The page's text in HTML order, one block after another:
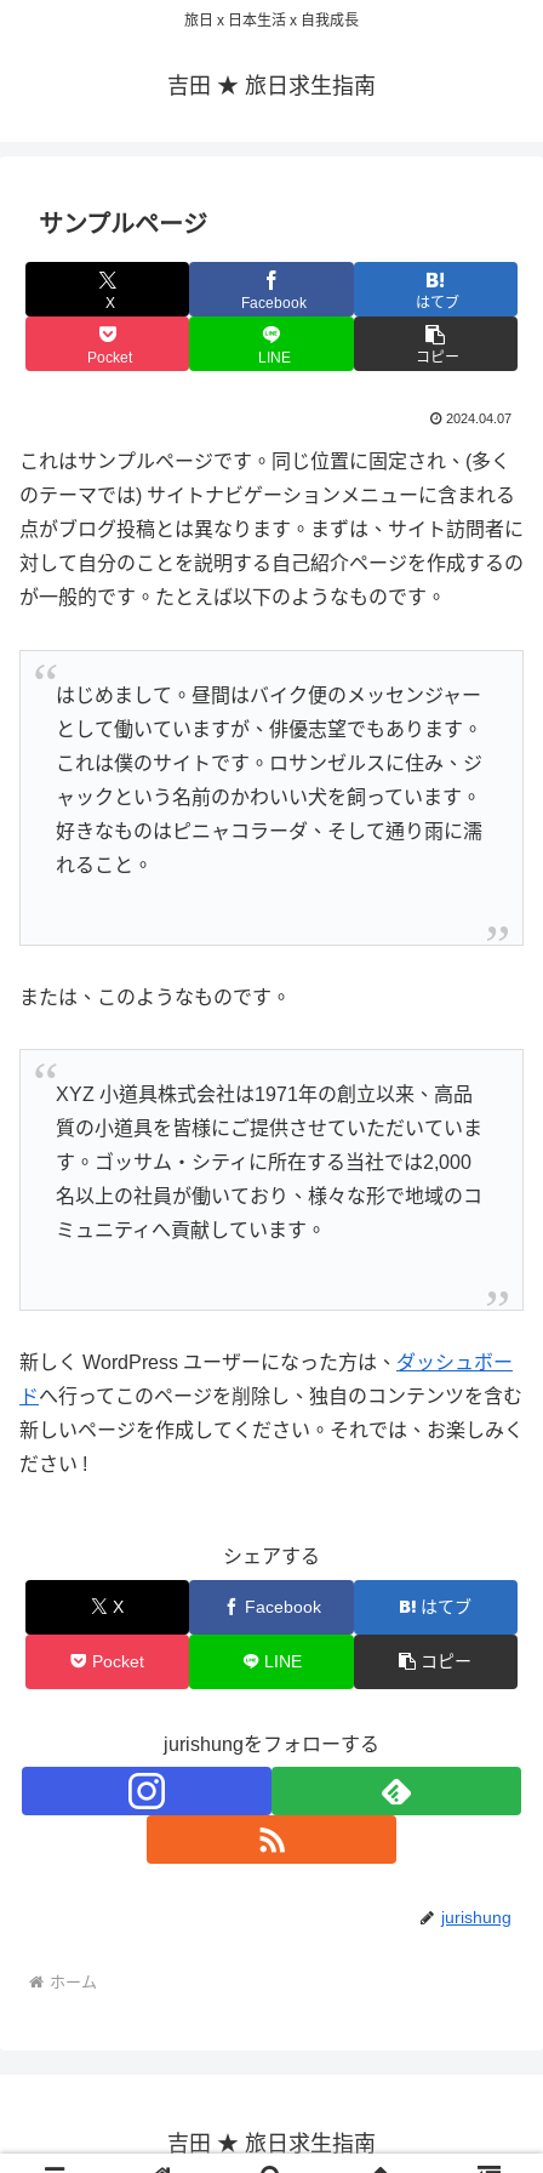
旅日 x 日本生活 x 自我成長
吉田 ★ 旅日求生指南
サンプルページ
X Facebook はてブ
Pocket LINE コピー
2024.04.07
これはサンプルページです。同じ位置に固定され、(多く
のテーマでは) サイトナビゲーションメニューに含まれる
点がブログ投稿とは異なります。まずは、サイト訪問者に
対して自分のことを説明する自己紹介ページを作成するの
が一般的です。たとえば以下のようなものです。
はじめまして。昼間はバイク便のメッセンジャー
として働いていますが、俳優志望でもあります。
これは僕のサイトです。ロサンゼルスに住み、ジ
ャックという名前のかわいい犬を飼っています。
好きなものはピニャコラーダ、そして通り雨に濡
れること。
または、このようなものです。
XYZ 小道具株式会社は1971年の創立以来、高品
質の小道具を皆様にご提供させていただいていま
す。ゴッサム・シティに所在する当社では2,000
名以上の社員が働いており、様々な形で地域のコ
ミュニティへ貢献しています。
新しく WordPress ユーザーになった方は、 ダッシュボー
ドへ行ってこのページを削除し、独自のコンテンツを含む
新しいページを作成してください。それでは、お楽しみく
ださい !
シェアする
X Facebook はてブ
Pocket LINE コピー
jurishungをフォローする
jurishung
ホーム
吉田 ★ 旅日求生指南